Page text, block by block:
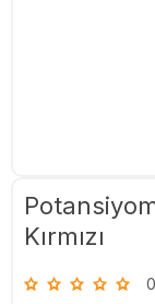
Kırmızı